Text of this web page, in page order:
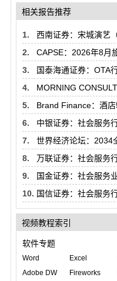
相关报告推荐
1. 西南证券：宋城演艺
2.
CAPSE：2026年8月
3.
国泰海通证券：OTA
4.
MORNING
5.
Brand Finance：酒
6.
中银证券：社会服务
7.
世界经济论坛：2034
8.
万联证券：社会服务
9.
国金证券：社会服务
10. 国信证券：社会服务
视频教程索引
软件专题
Word Excel
Adobe DW
Fireworks